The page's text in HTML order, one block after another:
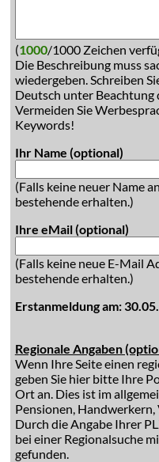
(1000/1000 Zeichen
Die Beschreibung muss
wiedergeben. Schreiben
Deutsch unter
Vermeiden Sie
Keywords!
Ihr Name (optional)
(Falls keine neuer Name
bestehende erhalten.)
Ihre eMail (optional)
(Falls keine neue E-Mail
bestehende erhalten.)
Erstanmeldung am:
Regionale Angaben
Wenn Ihre Seite einen
geben Sie hier bitte Ihre
Ort an. Dies ist im
Pensionen, Handwerkern,
Durch die Angabe Ihrer
bei einer Regionalsuche
gefunden.